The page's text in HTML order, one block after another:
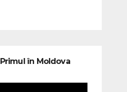
Primul în Moldova